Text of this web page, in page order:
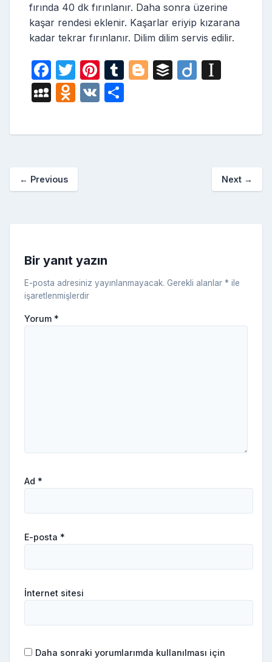
fırında 40 dk fırınlanır. Daha sonra üzerine
kaşar rendesi eklenir. Kaşarlar eriyip kızarana
kadar tekrar fırınlanır. Dilim dilim servis edilir.
F
a
c
e
o
T
w
itt
er
Pi
nt
er
e
T
bl
Bl
g
B
r
Di
p
er
M
S
a
c
O
n
a
ki
V
ar
← Previous Next →
Bir yanıt yazın
E-posta adresiniz yayınlanmayacak. Gerekli alanlar * ile
işaretlenmişlerdir
Yorum *
Ad *
E-posta *
İnternet sitesi
Daha sonraki yorumlarımda kullanılması için